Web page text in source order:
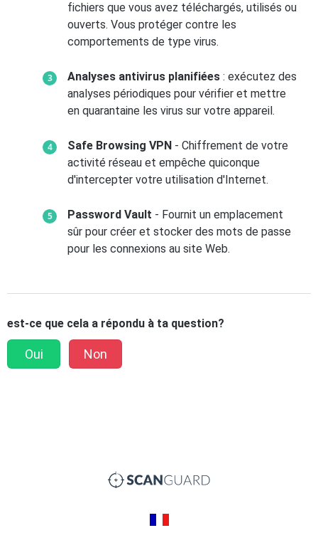
fichiers que vous avez téléchargés, utilisés ou
ouverts. Vous protéger contre les
comportements de type virus.
Analyses antivirus planifiées : exécutez des
analyses périodiques pour vérifier et mettre
en quarantaine les virus sur votre appareil.
Safe Browsing VPN - Chiffrement de votre
activité réseau et empêche quiconque
d'intercepter votre utilisation d'Internet.
Password Vault - Fournit un emplacement
sûr pour créer et stocker des mots de passe
pour les connexions au site Web.
est-ce que cela a répondu à ta question?
Oui Non